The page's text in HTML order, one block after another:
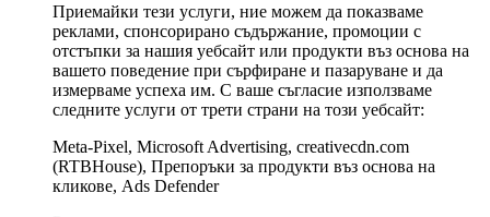
Приемайки тези услуги, ние можем да показваме
реклами, спонсорирано съдържание, промоции с
отстъпки за нашия уебсайт или продукти въз основа на
вашето поведение при сърфиране и пазаруване и да
измерваме успеха им. С ваше съгласие използваме
следните услуги от трети страни на този уебсайт:
Meta-Pixel, Microsoft Advertising, creativecdn.com
(RTBHouse), Препоръки за продукти въз основа на
кликове, Ads Defender